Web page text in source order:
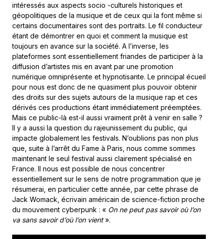
intéressés aux aspects socio -culturels historiques et
géopolitiques de la musique et de ceux qui la font même si
certains documentaires sont des portraits. Le fil conducteur
étant de démontrer en quoi et comment la musique est
toujours en avance sur la société. A l’inverse, les
plateformes sont essentiellement friandes de participer à la
diffusion d’artistes mis en avant par une promotion
numérique omniprésente et hypnotisante. Le principal écueil
pour nous est donc de ne quasiment plus pouvoir obtenir
des droits sur des sujets autours de la musique rap et ces
dérivés ces productions étant immédiatement préemptées.
Mais ce public-là est-il aussi vraiment prêt à venir en salle ?
Il y a aussi la question du rajeunissement du public, qui
impacte globalement les festivals. N’oublions pas non plus
que, suite à l’arrêt du Fame à Paris, nous comme sommes
maintenant le seul festival aussi clairement spécialisé en
France. Il nous est possible de nous concentrer
essentiellement sur le sens de notre programmation que je
résumerai, en particulier cette année, par cette phrase de
Jack Womack, écrivain américain de science-fiction proche
du mouvement cyberpunk : « On ne peut pas savoir où l’on
va sans savoir d’où l’on vient».